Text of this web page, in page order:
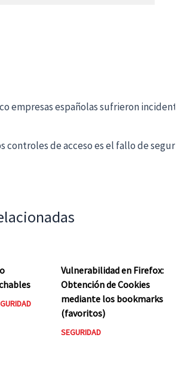
empresas españolas sufrieron
controles de acceso es el fallo de
Vulnerabilidad en Firefox:
Obtención de Cookies
mediante los bookmarks
(favoritos)
SEGURIDAD